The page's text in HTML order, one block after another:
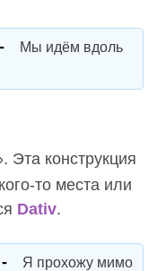
Мы идём вдоль
Эта конструкция
то места или
Dativ.
Я прохожу мимо